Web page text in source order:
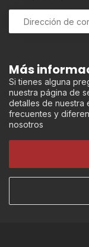
Más
Si tienes alguna
nuestra página de
detalles de nuestra
frecuentes y
nosotros